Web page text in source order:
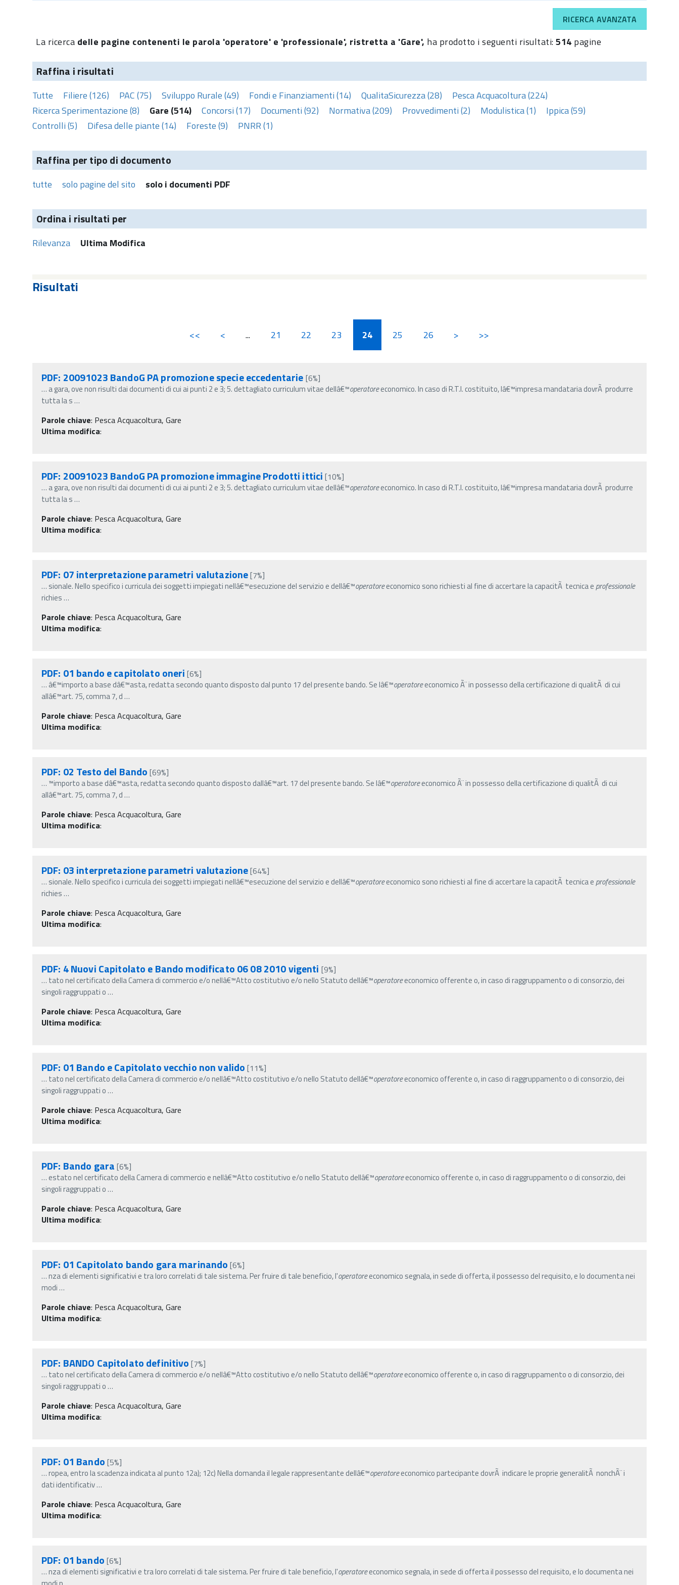
RICERCA AVANZATA
La ricerca delle pagine contenenti le parola 'operatore' e 'professionale', ristretta a 'Gare', ha prodotto i seguenti risultati:514 pagine
Raffina i risultati
Tutte Filiere (126) PAC (75) Sviluppo Rurale (49) Fondi e Finanziamenti (14) QualitaSicurezza (28)
Pesca Acquacoltura (224)
Ricerca Sperimentazione (8)
Gare (514) Concorsi (17) Documenti (92) Normativa (209) Provvedimenti (2) Modulistica (1)
Ippica (59)
Controlli (5)
Difesa delle piante (14) Foreste (9) PNRR (1)
Raffina per tipo di documento
tutte solo pagine del sito solo i documenti PDF
Ordina i risultati per
Rilevanza Ultima Modifica
Risultati
<< < ... 21 22 23 24 25 26 > >>
PDF: 20091023 BandoG PA promozione specie eccedentarie [6%]
… a gara, ove non risulti dai documenti di cui ai punti 2 e 3; 5. dettagliato curriculum vitae dellâ€™operatoreeconomico. In caso di R.T.I. costituito, lâ€™impresa mandataria dovrÃ produrre
tutta la s…
Parole chiave: Pesca Acquacoltura, Gare
Ultima modifica:
PDF: 20091023 BandoG PA promozione immagine Prodotti ittici [10%]
… a gara, ove non risulti dai documenti di cui ai punti 2 e 3; 5. dettagliato curriculum vitae dellâ€™operatoreeconomico. In caso di R.T.I. costituito, lâ€™impresa mandataria dovrÃ produrre
tutta la s…
Parole chiave: Pesca Acquacoltura, Gare
Ultima modifica:
PDF: 07 interpretazione parametri valutazione[7%]
… sionale. Nello specifico i curricula dei soggetti impiegati nellâ€™esecuzione del servizio e dellâ€™operatoreeconomico sono richiesti al fine di accertare la capacitÃ tecnica eprofessionale
richies…
Parole chiave: Pesca Acquacoltura, Gare
Ultima modifica:
PDF: 01 bando e capitolato oneri [6%]
… â€™importo a base dâ€™asta, redatta secondo quanto disposto dal punto 17 del presente bando. Se lâ€™operatoreeconomico Ã¨ in possesso della certificazione di qualitÃ di cui
allâ€™art. 75, comma 7, d…
Parole chiave: Pesca Acquacoltura, Gare
Ultima modifica:
PDF: 02 Testo del Bando [69%]
… ™importo a base dâ€™asta, redatta secondo quanto disposto dallâ€™art. 17 del presente bando. Se lâ€™operatoreeconomico Ã¨ in possesso della certificazione di qualitÃ di cui
allâ€™art. 75, comma 7, d…
Parole chiave: Pesca Acquacoltura, Gare
Ultima modifica:
PDF: 03 interpretazione parametri valutazione[64%]
… sionale. Nello specifico i curricula dei soggetti impiegati nellâ€™esecuzione del servizio e dellâ€™operatoreeconomico sono richiesti al fine di accertare la capacitÃ tecnica eprofessionale
richies…
Parole chiave: Pesca Acquacoltura, Gare
Ultima modifica:
PDF: 4 Nuovi Capitolato e Bando modificato 06 08 2010 vigenti [9%]
… tato nel certificato della Camera di commercio e/o nellâ€™Atto costitutivo e/o nello Statuto dellâ€™operatoreeconomico offerente o, in caso di raggruppamento o di consorzio, dei
singoli raggruppati o…
Parole chiave: Pesca Acquacoltura, Gare
Ultima modifica:
PDF: 01 Bando e Capitolato vecchio non valido [11%]
… tato nel certificato della Camera di commercio e/o nellâ€™Atto costitutivo e/o nello Statuto dellâ€™operatoreeconomico offerente o, in caso di raggruppamento o di consorzio, dei
singoli raggruppati o…
Parole chiave: Pesca Acquacoltura, Gare
Ultima modifica:
PDF: Bando gara [6%]
… estato nel certificato della Camera di commercio e nellâ€™Atto costitutivo e/o nello Statuto dellâ€™operatoreeconomico offerente o, in caso di raggruppamento o di consorzio, dei
singoli raggruppati o…
Parole chiave: Pesca Acquacoltura, Gare
Ultima modifica:
PDF: 01 Capitolato bando gara marinando [6%]
…nza di elementi significativi e tra loro correlati di tale sistema. Per fruire di tale beneficio, l'operatoreeconomico segnala, in sede di offerta, il possesso del requisito, e lo documenta nei
modi…
Parole chiave: Pesca Acquacoltura, Gare
Ultima modifica:
PDF: BANDO Capitolato definitivo [7%]
… tato nel certificato della Camera di commercio e/o nellâ€™Atto costitutivo e/o nello Statuto dellâ€™operatoreeconomico offerente o, in caso di raggruppamento o di consorzio, dei
singoli raggruppati o…
Parole chiave: Pesca Acquacoltura, Gare
Ultima modifica:
PDF: 01 Bando [5%]
…ropea, entro la scadenza indicata al punto 12a); 12c) Nella domanda il legale rappresentante dellâ€™operatoreeconomico partecipante dovrÃ indicare le proprie generalitÃ nonchÃ¨ i
dati identificativ…
Parole chiave: Pesca Acquacoltura, Gare
Ultima modifica:
PDF: 01 bando [6%]
…nza di elementi significativi e tra loro correlati di tale sistema. Per fruire di tale beneficio, l'operatoreeconomico segnala, in sede di offerta il possesso del requisito, e lo documenta nei